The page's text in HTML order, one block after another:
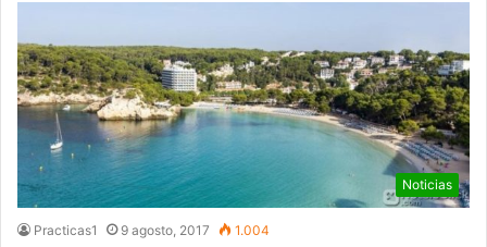
Noticias
Practicas1 9 agosto, 2017 1.004